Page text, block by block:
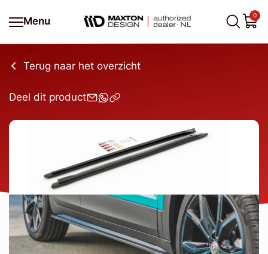
Menu
0
Terug naar het overzicht
Deel dit product